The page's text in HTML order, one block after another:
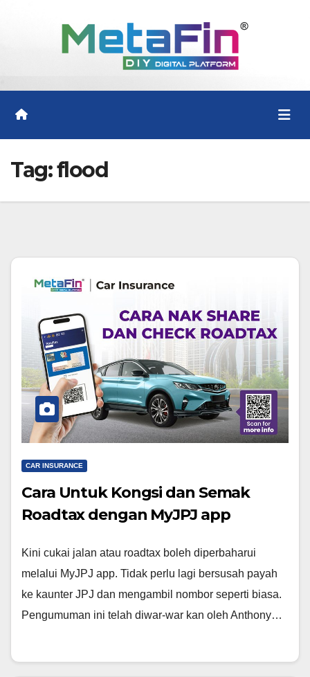
Tag:flood
CAR INSURANCE
Cara Untuk Kongsi dan Semak
Roadtax dengan MyJPJ app
Kini cukai jalan atau roadtax boleh diperbaharui
melalui MyJPJ app. Tidak perlu lagi bersusah payah
ke kaunter JPJ dan mengambil nombor seperti biasa.
Pengumuman ini telah diwar-war kan oleh Anthony…